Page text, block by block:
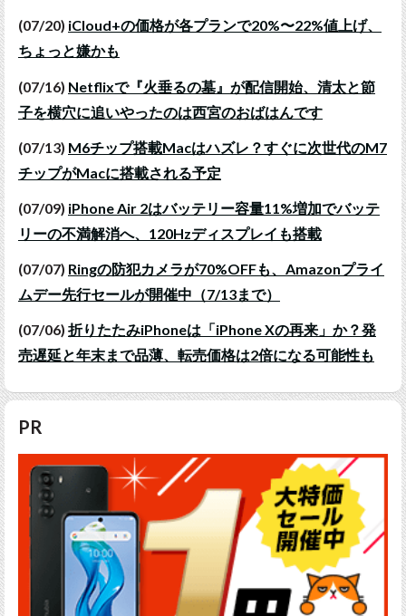
(07/20) iCloud+の価格が各プランで20%〜22%値上げ、
ちょっと嫌かも
(07/16) Netflixで『火垂るの墓』が配信開始、清太と節
子を横穴に追いやったのは西宮のおばはんです
(07/13) M6チップ搭載Macはハズレ？すぐに次世代のM7
チップがMacに搭載される予定
(07/09) iPhone Air 2はバッテリー容量11%増加でバッテ
リーの不満解消へ、120Hzディスプレイも搭載
(07/07) Ringの防犯カメラが70%OFFも、Amazonプライ
ムデー先行セールが開催中（7/13まで）
(07/06) 折りたたみiPhoneは「iPhone Xの再来」か？発
売遅延と年末まで品薄、転売価格は2倍になる可能性も
PR